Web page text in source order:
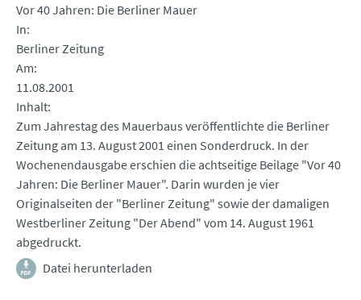
Vor 40 Jahren: Die Berliner Mauer
In
Berliner Zeitung
Am
11.08.2001
Inhalt
Zum Jahrestag des Mauerbaus veröffentlichte die Berliner
Zeitung am 13. August 2001 einen Sonderdruck. In der
Wochenendausgabe erschien die achtseitige Beilage "Vor 40
Jahren: Die Berliner Mauer". Darin wurden je vier
Originalseiten der "Berliner Zeitung" sowie der damaligen
Westberliner Zeitung "Der Abend" vom 14. August 1961
abgedruckt.
Datei herunterladen